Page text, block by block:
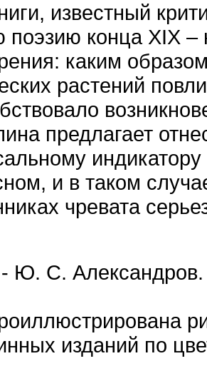
известный
поэзию конца ХIХ
каким
растений
предлагает
и в таком
чревата
Ю. С. Александров.
изданий по